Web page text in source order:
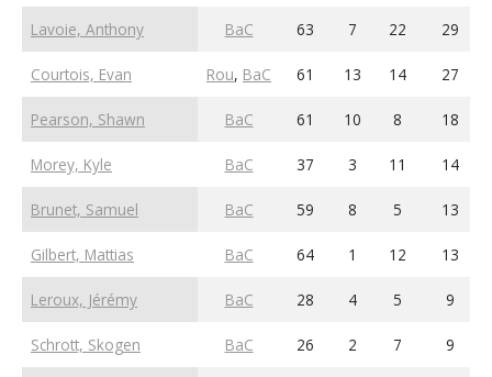
Lavoie, Anthony BaC 63 7 22 29
Courtois, Evan Rou, BaC 61 13 14 27
Pearson, Shawn BaC 61 10 8 18
Morey, Kyle BaC 37 3 11 14
Brunet, Samuel BaC 59 8 5 13
Gilbert, Mattias BaC 64 1 12 13
Leroux, Jérémy BaC 28 4 5 9
Schrott, Skogen BaC 26 2 7 9